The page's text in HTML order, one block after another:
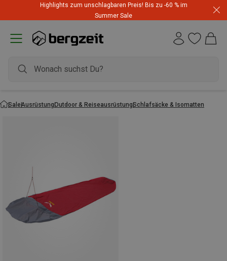
Highlights zum unschlagbaren Preis! Bis zu -60 % im
Summer Sale
SaleAusrüstungOutdoor & ReiseausrüstungSchlafsäcke & Isomatten